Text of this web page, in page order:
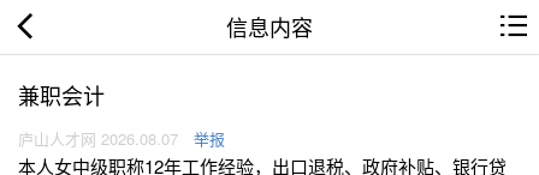
信息内容
兼职会计
庐山人才网 2026.08.07 举报
本人女中级职称12年工作经验，出口退税、政府补贴、银行贷